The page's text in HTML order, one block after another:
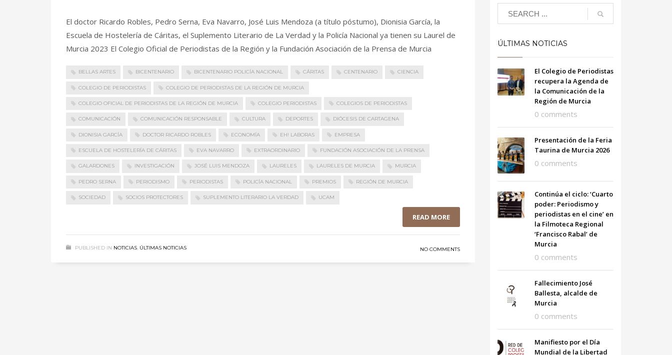
El doctor Ricardo Robles, Pedro Serna, Eva Navarro, José Luis Mendoza (a título póstumo), Dionisia García, la
Escuela de Hostelería de Cáritas, el Suplemento Literario de La Verdad y la Policía Nacional ya tienen su Laurel de
Murcia 2023 El Colegio Oficial de Periodistas de la Región y la Fundación Asociación de la Prensa de Murcia
BELLAS ARTES BICENTENARIO BICENTENARIO POLICÍA NACIONAL CÁRITAS CENTENARIO CIENCIA
COLEGIO DE PERIODISTAS COLEGIO DE PERIODISTAS DE LA REGIÓN DE MURCIA
COLEGIO OFICIAL DE PERIODISTAS DE LA REGIÓN DE MURCIA COLEGIO PERIODISTAS COLEGIOS DE PERIODISTAS
COMUNICACIÓN COMUNICACIÓN RESPONSABLE CULTURA DEPORTES DIÓCESIS DE CARTAGENA
DIONISIA GARCÍA DOCTOR RICARDO ROBLES ECONOMÍA EH! LABORAS EMPRESA
ESCUELA DE HOSTELERÍA DE CÁRITAS EVA NAVARRO EXTRAORDINARIO FUNDACIÓN ASOCIACIÓN DE LA PRENSA
GALARDONES INVESTIGACIÓN JOSÉ LUIS MENDOZA LAURELES LAURELES DE MURCIA MURCIA
PEDRO SERNA PERIODISMO PERIODISTAS POLICÍA NACIONAL PREMIOS REGIÓN DE MURCIA
SOCIEDAD SOCIOS PROTECTORES SUPLEMENTO LITERARIO LA VERDAD UCAM
READ MORE
PUBLISHED IN NOTICIAS ÚLTIMAS NOTICIAS NO COMMENTS
ÚLTIMAS NOTICIAS
El Colegio de Periodistas
recupera la Agenda de
la Comunicación de la
Región de Murcia
0 comments
Presentación de la Feria
Taurina de Murcia 2026
0 comments
Continúa el ciclo: ‘Cuarto
poder: Periodismo y
periodistas en el cine’ en
la Filmoteca Regional
‘Francisco Rabal’ de
Murcia
0 comments
Fallecimiento José
Ballesta, alcalde de
Murcia
0 comments
Manifiesto por el Día
Mundial de la Libertad